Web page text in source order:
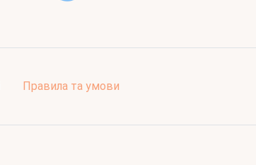
Правила та умови